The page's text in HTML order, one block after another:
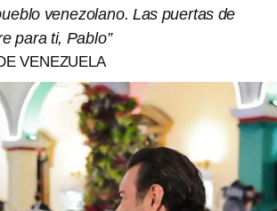
venezolano. Las puertas de
para ti, Pablo”
VENEZUELA